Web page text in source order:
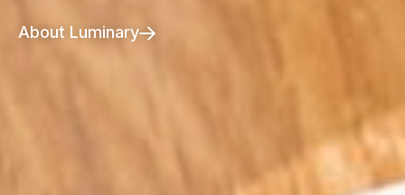
About Luminary
순환적 학습을 만들어갑니다.
스스로 성취해가는 배움을 만들어갑